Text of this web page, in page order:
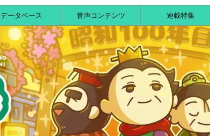
データベース 音声コンテンツ 連載特集